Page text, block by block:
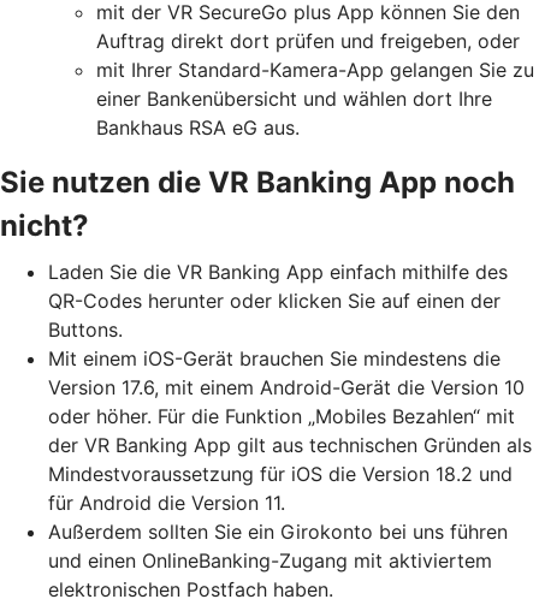
mit der VR SecureGo plus App können Sie den
Auftrag direkt dort prüfen und freigeben, oder
mit Ihrer Standard-Kamera-App gelangen Sie zu
einer Bankenübersicht und wählen dort Ihre
Bankhaus RSA eG aus.
Sie nutzen die VR Banking App noch
nicht?
Laden Sie die VR Banking App einfach mithilfe des
QR-Codes herunter oder klicken Sie auf einen der
Buttons.
Mit einem iOS-Gerät brauchen Sie mindestens die
Version 17.6, mit einem Android-Gerät die Version 10
oder höher. Für die Funktion „Mobiles Bezahlen“ mit
der VR Banking App gilt aus technischen Gründen als
Mindestvoraussetzung für iOS die Version 18.2 und
für Android die Version 11.
Außerdem sollten Sie ein Girokonto bei uns führen
und einen OnlineBanking-Zugang mit aktiviertem
elektronischen Postfach haben.